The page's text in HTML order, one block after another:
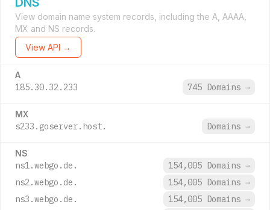
View domain name system records, including the A, AAAA,
MX and NS records.
View API →
A
185.30.32.233 745 Domains →
MX
s233.goserver.host. Domains →
NS
ns1.webgo.de. 154,005 Domains →
ns2.webgo.de.
154,005 Domains →
ns3.webgo.de.
154,005 Domains →